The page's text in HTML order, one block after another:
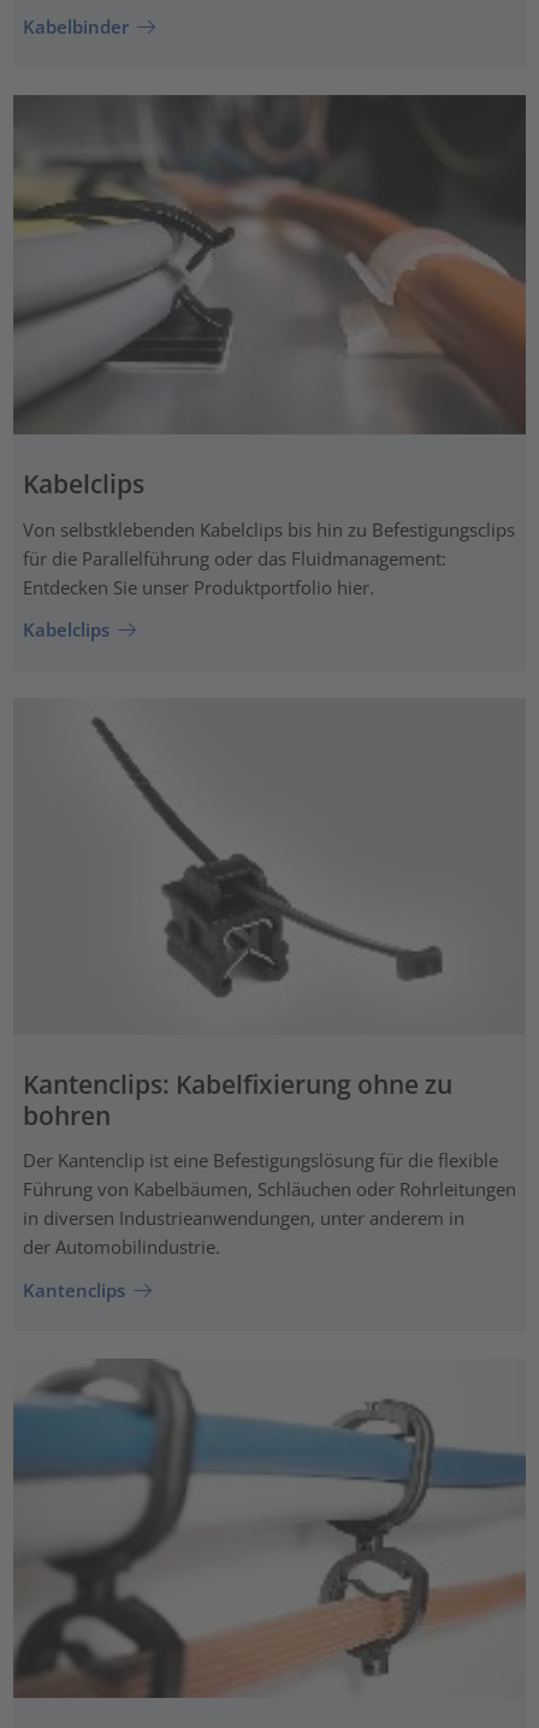
Kabelbinder
Kabelclips
Von selbstklebenden Kabelclips bis hin zu Befestigungsclips
für die Parallelführung oder das Fluidmanagement:
Entdecken Sie unser Produktportfolio hier.
Kabelclips
Kantenclips: Kabelfixierung ohne zu
bohren
Der Kantenclip ist eine Befestigungslösung für die flexible
Führung von Kabelbäumen, Schläuchen oder Rohrleitungen
in diversen Industrieanwendungen, unter anderem in
der Automobilindustrie.
Kantenclips